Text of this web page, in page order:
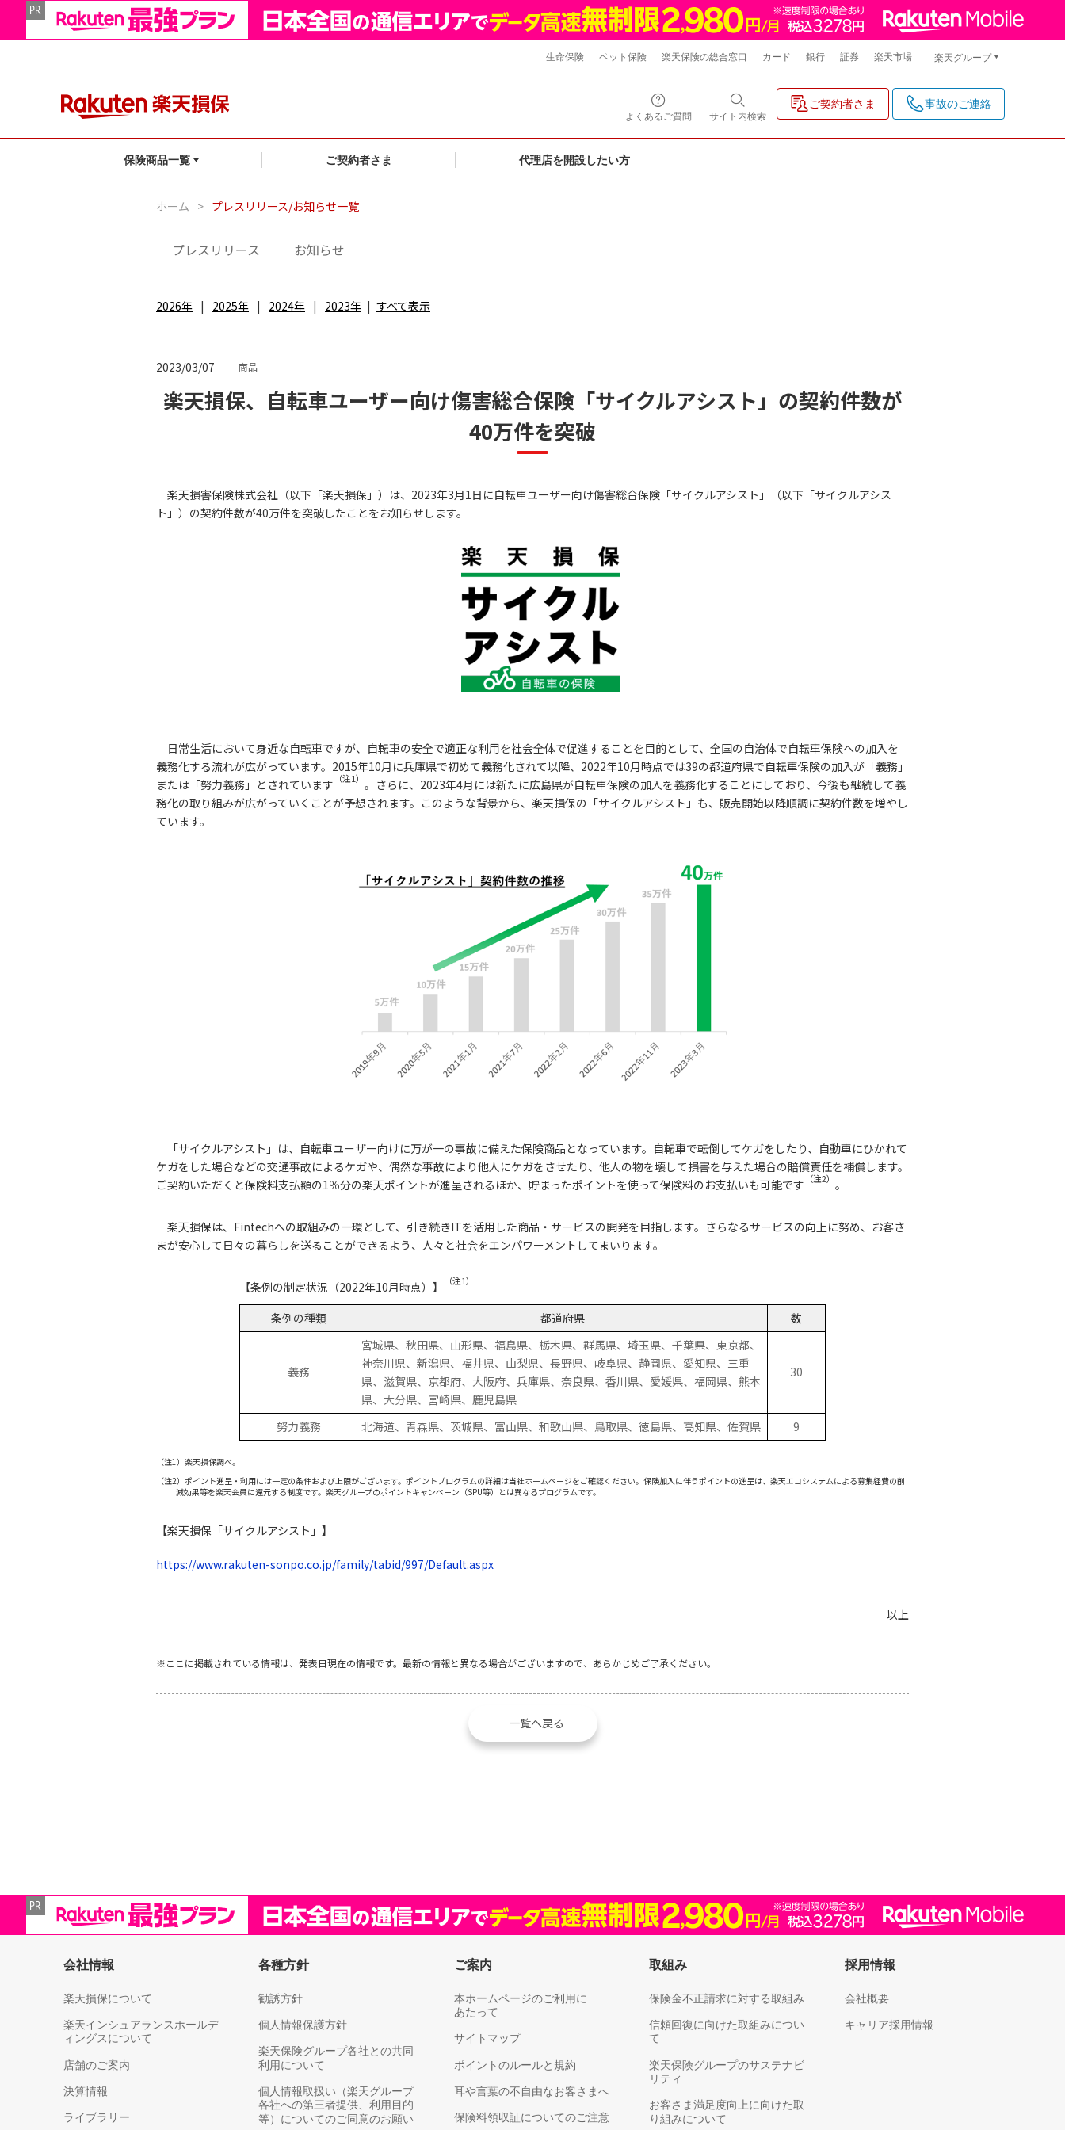
よくあるご質問 サイト内検索
ご契約者さま 事故のご連絡
保険商品一覧 ご契約者さま 代理店を開設したい方
生命保険 ペット保険 楽天保険の総合窓口 カード 銀行 証券 楽天市場 楽天グループ
ホーム > プレスリリース/お知らせ一覧
プレスリリース お知らせ
2026年 2025年 2024年 2023年 すべて表示
2023/03/07 商品
楽天損保、自転車ユーザー向け傷害総合保険「サイクルアシスト」の契約件数が
40万件を突破
楽天損害保険株式会社（以下「楽天損保」）は、2023年3月1日に自転車ユーザー向け傷害総合保険「サイクルアシスト」（以下「サイクルアシス
ト」）の契約件数が40万件を突破したことをお知らせします。
日常生活において身近な自転車ですが、自転車の安全で適正な利用を社会全体で促進することを目的として、全国の自治体で自転車保険への加入を
義務化する流れが広がっています。2015年10月に兵庫県で初めて義務化されて以降、2022年10月時点では39の都道府県で自転車保険の加入が「義務」
または「努力義務」とされています （注1） 。さらに、2023年4月には新たに広島県が自転車保険の加入を義務化することにしており、今後も継続して義
務化の取り組みが広がっていくことが予想されます。このような背景から、楽天損保の「サイクルアシスト」も、販売開始以降順調に契約件数を増やし
ています。
「サイクルアシスト」は、自転車ユーザー向けに万が一の事故に備えた保険商品となっています。自転車で転倒してケガをしたり、自動車にひかれて
ケガをした場合などの交通事故によるケガや、偶然な事故により他人にケガをさせたり、他人の物を壊して損害を与えた場合の賠償責任を補償します。
ご契約いただくと保険料支払額の1％分の楽天ポイントが進呈されるほか、貯まったポイントを使って保険料のお支払いも可能です （注2） 。
楽天損保は、Fintechへの取組みの一環として、引き続きITを活用した商品・サービスの開発を目指します。さらなるサービスの向上に努め、お客さ
まが安心して日々の暮らしを送ることができるよう、人々と社会をエンパワーメントしてまいります。
【条例の制定状況（2022年10月時点）】 （注1）
条例の種類 都道府県 数
義務
宮城県、秋田県、山形県、福島県、栃木県、群馬県、埼玉県、千葉県、東京都、
神奈川県、新潟県、福井県、山梨県、長野県、岐阜県、静岡県、愛知県、三重
県、滋賀県、京都府、大阪府、兵庫県、奈良県、香川県、愛媛県、福岡県、熊本
県、大分県、宮崎県、鹿児島県
30
努力義務 北海道、青森県、茨城県、富山県、和歌山県、鳥取県、徳島県、高知県、佐賀県 9
（注1）楽天損保調べ。
（注2）ポイント進呈・利用には一定の条件および上限がございます。ポイントプログラムの詳細は当社ホームページをご確認ください。保険加入に伴うポイントの進呈は、楽天エコシステムによる募集経費の削
減効果等を楽天会員に還元する制度です。楽天グループのポイントキャンペーン（SPU等）とは異なるプログラムです。
【楽天損保「サイクルアシスト」】
https://www.rakuten-sonpo.co.jp/family/tabid/997/Default.aspx
以上
※ここに掲載されている情報は、発表日現在の情報です。最新の情報と異なる場合がございますので、あらかじめご了承ください。
一覧へ戻る
会社情報
楽天損保について
楽天インシュアランスホールデ
ィングスについて
店舗のご案内
決算情報
ライブラリー
各種方針
勧誘方針
個人情報保護方針
楽天保険グループ各社との共同
利用について
個人情報取扱い（楽天グループ
各社への第三者提供、利用目的
等）についてのご同意のお願い
ご案内
本ホームページのご利用に
あたって
サイトマップ
ポイントのルールと規約
耳や言葉の不自由なお客さまへ
保険料領収証についてのご注意
取組み
保険金不正請求に対する取組み
信頼回復に向けた取組みについ
て
楽天保険グループのサステナビ
リティ
お客さま満足度向上に向けた取
り組みについて
採用情報
会社概要
キャリア採用情報